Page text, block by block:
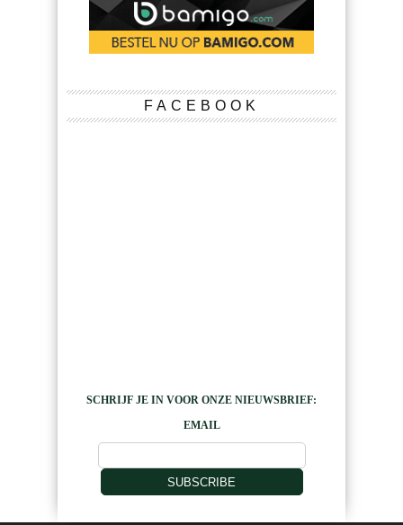
FACEBOOK
SCHRIJF JE IN VOOR ONZE NIEUWSBRIEF:
EMAIL
SUBSCRIBE